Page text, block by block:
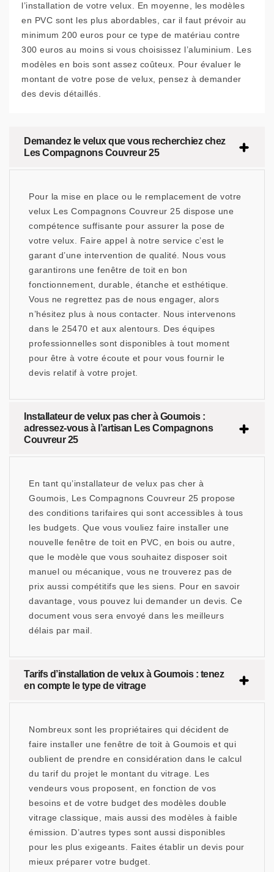
l’installation de votre velux. En moyenne, les modèles
en PVC sont les plus abordables, car il faut prévoir au
minimum 200 euros pour ce type de matériau contre
300 euros au moins si vous choisissez l’aluminium. Les
modèles en bois sont assez coûteux. Pour évaluer le
montant de votre pose de velux, pensez à demander
des devis détaillés.
Demandez le velux que vous recherchiez chez
Les Compagnons Couvreur 25
Pour la mise en place ou le remplacement de votre
velux Les Compagnons Couvreur 25 dispose une
compétence suffisante pour assurer la pose de
votre velux. Faire appel à notre service c’est le
garant d’une intervention de qualité. Nous vous
garantirons une fenêtre de toit en bon
fonctionnement, durable, étanche et esthétique.
Vous ne regrettez pas de nous engager, alors
n’hésitez plus à nous contacter. Nous intervenons
dans le 25470 et aux alentours. Des équipes
professionnelles sont disponibles à tout moment
pour être à votre écoute et pour vous fournir le
devis relatif à votre projet.
Installateur de velux pas cher à Goumois :
adressez-vous à l’artisan Les Compagnons
Couvreur 25
En tant qu’installateur de velux pas cher à
Goumois, Les Compagnons Couvreur 25 propose
des conditions tarifaires qui sont accessibles à tous
les budgets. Que vous vouliez faire installer une
nouvelle fenêtre de toit en PVC, en bois ou autre,
que le modèle que vous souhaitez disposer soit
manuel ou mécanique, vous ne trouverez pas de
prix aussi compétitifs que les siens. Pour en savoir
davantage, vous pouvez lui demander un devis. Ce
document vous sera envoyé dans les meilleurs
délais par mail.
Tarifs d’installation de velux à Goumois : tenez
en compte le type de vitrage
Nombreux sont les propriétaires qui décident de
faire installer une fenêtre de toit à Goumois et qui
oublient de prendre en considération dans le calcul
du tarif du projet le montant du vitrage. Les
vendeurs vous proposent, en fonction de vos
besoins et de votre budget des modèles double
vitrage classique, mais aussi des modèles à faible
émission. D’autres types sont aussi disponibles
pour les plus exigeants. Faites établir un devis pour
mieux préparer votre budget.